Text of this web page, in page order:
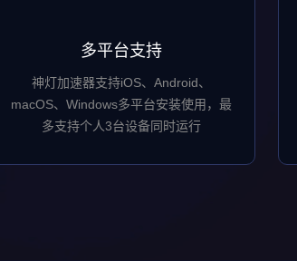
多平台支持
神灯加速器支持iOS、Android、
macOS、Windows多平台安装使用，最
多支持个人3台设备同时运行